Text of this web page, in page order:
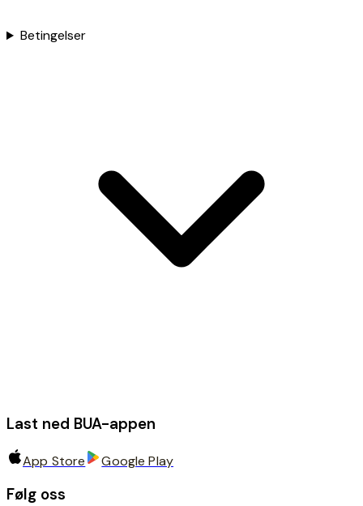
Betingelser
Last ned BUA-appen
App Store Google Play
Følg oss